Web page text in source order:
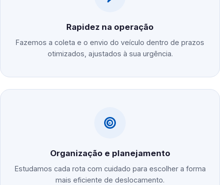
Rapidez na operação
Fazemos a coleta e o envio do veículo dentro de prazos
otimizados, ajustados à sua urgência.
Organização e planejamento
Estudamos cada rota com cuidado para escolher a forma
mais eficiente de deslocamento.